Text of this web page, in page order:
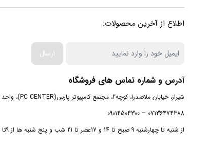
اطلاع از آخرین محصولات:
ارسال
آدرس و شماره تماس های فروشگاه
شیراز، خیابان ملاصدرا، کوچه2، مجتمع کامپیوتر پارس(PC CENTER)، واحد 103
07136474388 – 09014504300
از شنبه تا چهارشنبه 9 صبح تا 14 و 17عصر تا 21 شب و پنج شنبه ها از 9تا 14 در خدمت شما هستیم.